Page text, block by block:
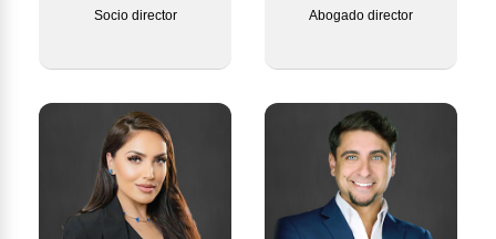
Socio director Abogado director